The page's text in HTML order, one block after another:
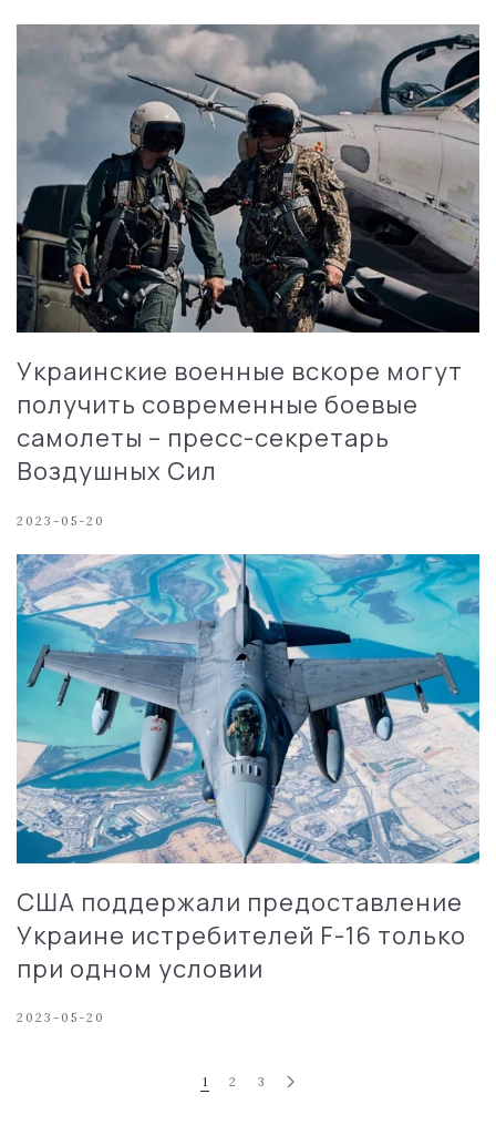
Украинские военные вскоре могут
получить современные боевые
самолеты – пресс-секретарь
Воздушных Сил
2023-05-20
США поддержали предоставление
Украине истребителей F-16 только
при одном условии
2023-05-20
1 2 3